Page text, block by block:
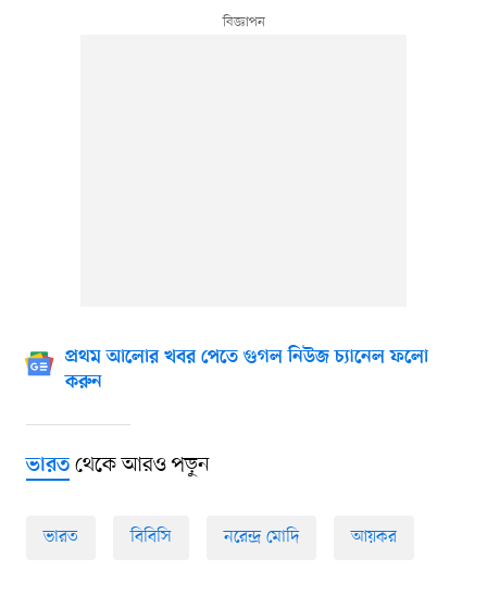
প্রথম আলোর খবর পেতে গুগল নিউজ চ্যানেল ফলো
করুন
ভারতথেকে আরও পড়ুন
ভারত বিবিসি নরেন্দ্র মোদি আয়কর